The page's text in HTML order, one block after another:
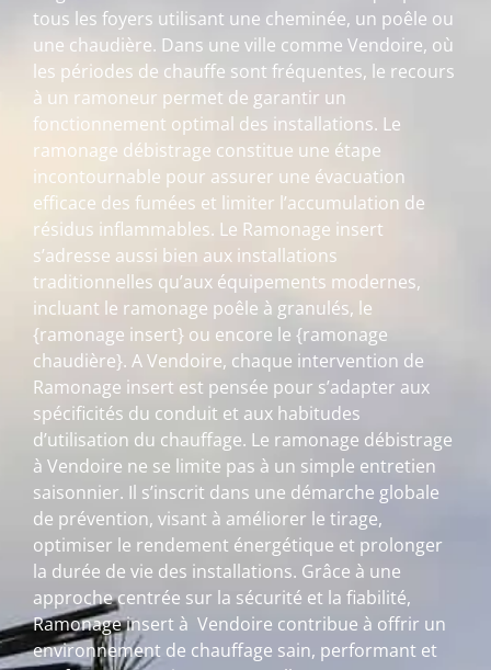
tous les foyers utilisant une cheminée, un poêle ou
une chaudière. Dans une ville comme Vendoire, où
les périodes de chauffe sont fréquentes, le recours
à un ramoneur permet de garantir un
fonctionnement optimal des installations. Le
ramonage débistrage constitue une étape
incontournable pour assurer une évacuation
efficace des fumées et limiter l’accumulation de
résidus inflammables. Le Ramonage insert
s’adresse aussi bien aux installations
traditionnelles qu’aux équipements modernes,
incluant le ramonage poêle à granulés, le
{ramonage insert} ou encore le {ramonage
chaudière}. A Vendoire, chaque intervention de
Ramonage insert est pensée pour s’adapter aux
spécificités du conduit et aux habitudes
d’utilisation du chauffage. Le ramonage débistrage
à Vendoire ne se limite pas à un simple entretien
saisonnier. Il s’inscrit dans une démarche globale
de prévention, visant à améliorer le tirage,
optimiser le rendement énergétique et prolonger
la durée de vie des installations. Grâce à une
approche centrée sur la sécurité et la fiabilité,
Ramonage insert à Vendoire contribue à offrir un
environnement de chauffage sain, performant et